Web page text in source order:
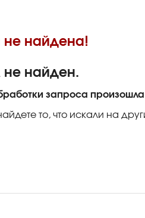
найдена!
не найден.
запроса
то, что искали на